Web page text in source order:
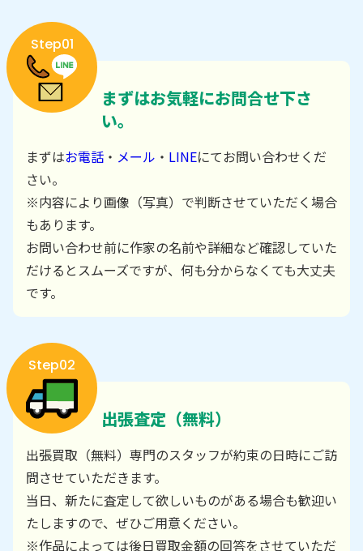
Step01
まずはお気軽にお問合せ下さ
い。
まずはお電話 ・ メール ・ LINEにてお問い合わせくだ
さい。
※内容により画像（写真）で判断させていただく場合
もあります。
お問い合わせ前に作家の名前や詳細など確認していた
だけるとスムーズですが、何も分からなくても大丈夫
です。
Step02
出張査定（無料）
出張買取（無料）専門のスタッフが約束の日時にご訪
問させていただきます。
当日、新たに査定して欲しいものがある場合も歓迎い
たしますので、ぜひご用意ください。
※作品によっては後日買取金額の回答をさせていただ